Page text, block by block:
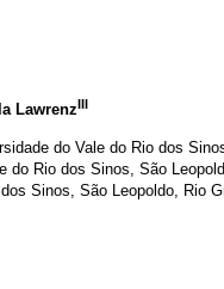
LawrenzIII
do Vale do Rio dos
Rio dos Sinos, São
Sinos, São Leopoldo, Rio